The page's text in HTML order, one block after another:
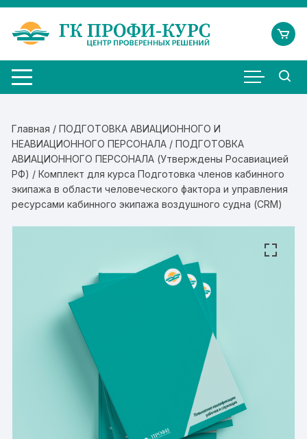
Перейти
содержимому
Главная /ПОДГОТОВКА АВИАЦИОННОГО И
НЕАВИАЦИОННОГО ПЕРСОНАЛА /ПОДГОТОВКА
АВИАЦИОННОГО ПЕРСОНАЛА (Утверждены Росавиацией
РФ) / Комплект для курса Подготовка членов кабинного
экипажа в области человеческого фактора и управления
ресурсами кабинного экипажа воздушного судна (CRM)